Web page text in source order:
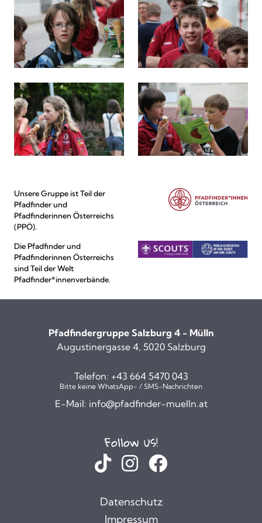
Unsere Gruppe ist Teil der
Pfadfinder und
Pfadfinderinnen Österreichs
(PPÖ).
Die Pfadfinder und
Pfadfinderinnen Österreichs
sind Teil der Welt
Pfadfinder*innenverbände.
Pfadfindergruppe Salzburg 4 - Mülln
Augustinergasse 4, 5020 Salzburg
Telefon: +43 664 5470 043
Bitte keine WhatsApp- / SMS-Nachrichten
E-Mail: info@pfadfinder-muelln.at
Follow us!
Datenschutz
Impressum